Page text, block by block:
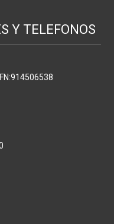
Y TELEFONOS